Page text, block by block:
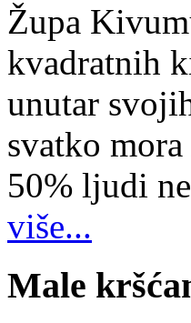
Župa
kvadratnih
unutar
svatko
50% ljudi
više...
Male